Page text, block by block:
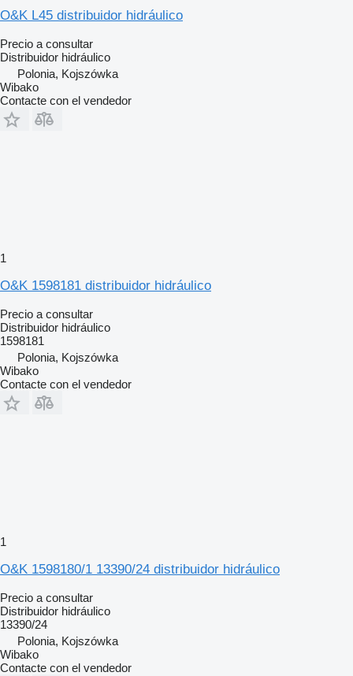
O&K L45 distribuidor hidráulico
Precio a consultar
Distribuidor hidráulico
Polonia, Kojszówka
Wibako
Contacte con el vendedor
1
O&K 1598181 distribuidor hidráulico
Precio a consultar
Distribuidor hidráulico
1598181
Polonia, Kojszówka
Wibako
Contacte con el vendedor
1
O&K 1598180/1 13390/24 distribuidor hidráulico
Precio a consultar
Distribuidor hidráulico
13390/24
Polonia, Kojszówka
Wibako
Contacte con el vendedor